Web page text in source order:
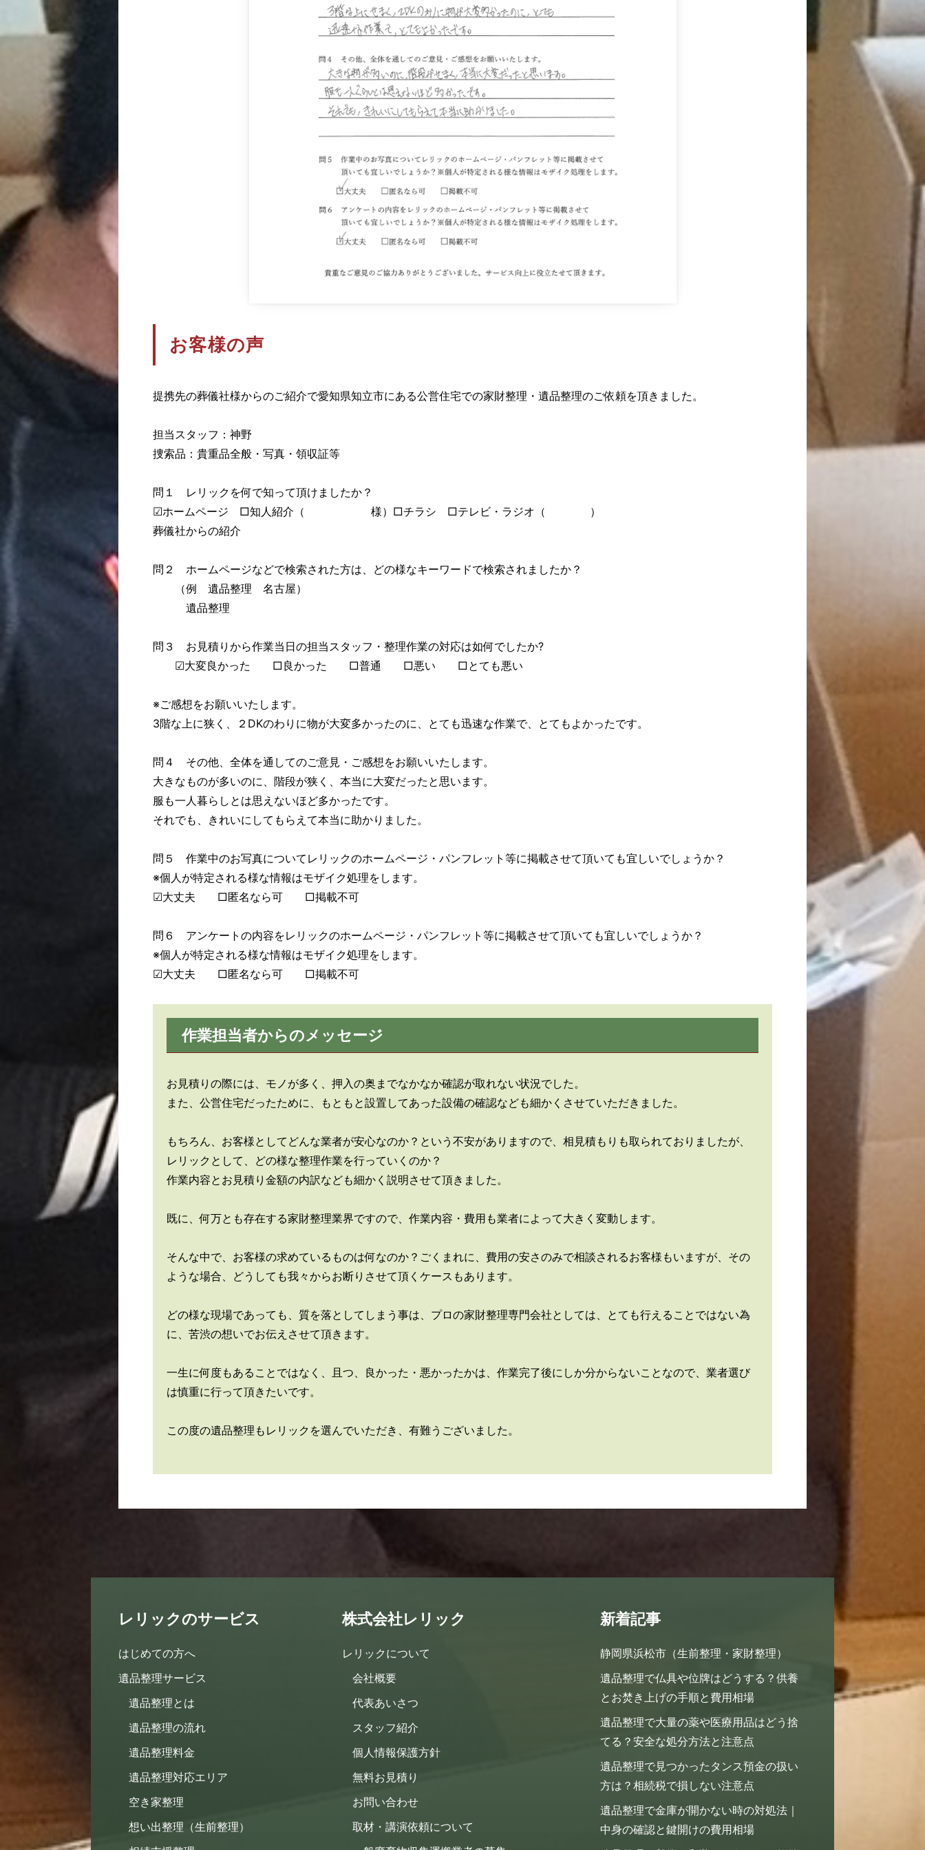
お客様の声
提携先の葬儀社様からのご紹介で愛知県知立市にある公営住宅での家財整理・遺品整理のご依頼を頂きました。
担当スタッフ：神野
捜索品：貴重品全般・写真・領収証等
問１ レリックを何で知って頂けましたか？
☑ホームページ □知人紹介（ 様）□チラシ □テレビ・ラジオ（ ）
葬儀社からの紹介
問２ ホームページなどで検索された方は、どの様なキーワードで検索されましたか？
（例 遺品整理 名古屋）
遺品整理
問３ お見積りから作業当日の担当スタッフ・整理作業の対応は如何でしたか?
☑大変良かった □良かった □普通 □悪い □とても悪い
※ご感想をお願いいたします。
3階な上に狭く、２DKのわりに物が大変多かったのに、とても迅速な作業で、とてもよかったです。
問４ その他、全体を通してのご意見・ご感想をお願いいたします。
大きなものが多いのに、階段が狭く、本当に大変だったと思います。
服も一人暮らしとは思えないほど多かったです。
それでも、きれいにしてもらえて本当に助かりました。
問５ 作業中のお写真についてレリックのホームページ・パンフレット等に掲載させて頂いても宜しいでしょうか？
※個人が特定される様な情報はモザイク処理をします。
☑大丈夫 □匿名なら可 □掲載不可
問６ アンケートの内容をレリックのホームページ・パンフレット等に掲載させて頂いても宜しいでしょうか？
※個人が特定される様な情報はモザイク処理をします。
☑大丈夫 □匿名なら可 □掲載不可
作業担当者からのメッセージ
お見積りの際には、モノが多く、押入の奥までなかなか確認が取れない状況でした。
また、公営住宅だったために、もともと設置してあった設備の確認なども細かくさせていただきました。
もちろん、お客様としてどんな業者が安心なのか？という不安がありますので、相見積もりも取られておりましたが、
レリックとして、どの様な整理作業を行っていくのか？
作業内容とお見積り金額の内訳なども細かく説明させて頂きました。
既に、何万とも存在する家財整理業界ですので、作業内容・費用も業者によって大きく変動します。
そんな中で、お客様の求めているものは何なのか？ごくまれに、費用の安さのみで相談されるお客様もいますが、その
ような場合、どうしても我々からお断りさせて頂くケースもあります。
どの様な現場であっても、質を落としてしまう事は、プロの家財整理専門会社としては、とても行えることではない為
に、苦渋の想いでお伝えさせて頂きます。
一生に何度もあることではなく、且つ、良かった・悪かったかは、作業完了後にしか分からないことなので、業者選び
は慎重に行って頂きたいです。
この度の遺品整理もレリックを選んでいただき、有難うございました。
レリックのサービス
はじめての方へ
遺品整理サービス
遺品整理とは
遺品整理の流れ
遺品整理料金
遺品整理対応エリア
空き家整理
想い出整理（生前整理）
株式会社レリック
レリックについて
会社概要
代表あいさつ
スタッフ紹介
個人情報保護方針
無料お見積り
お問い合わせ
取材・講演依頼について
新着記事
静岡県浜松市（生前整理・家財整理）
遺品整理で仏具や位牌はどうする？供養
とお焚き上げの手順と費用相場
遺品整理で大量の薬や医療用品はどう捨
てる？安全な処分方法と注意点
遺品整理で見つかったタンス預金の扱い
方は？相続税で損しない注意点
遺品整理で金庫が開かない時の対処法｜
中身の確認と鍵開けの費用相場